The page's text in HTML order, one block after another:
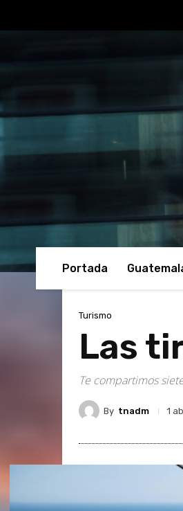
Portada
Turismo
Las
Te compartimos
By tnadm 1